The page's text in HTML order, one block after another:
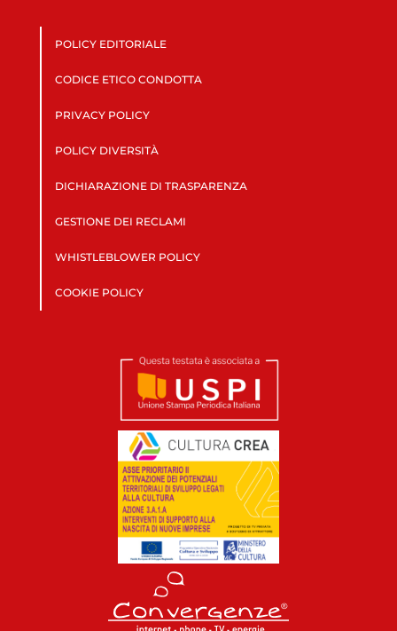
POLICY EDITORIALE
CODICE ETICO CONDOTTA
PRIVACY POLICY
POLICY DIVERSITÀ
DICHIARAZIONE DI TRASPARENZA
GESTIONE DEI RECLAMI
WHISTLEBLOWER POLICY
COOKIE POLICY